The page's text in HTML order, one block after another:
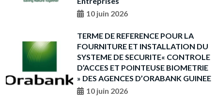
10 juin 2026
TERME DE REFERENCE POUR LA
FOURNITURE ET INSTALLATION DU
SYSTEME DE SECURITE« CONTROLE
D’ACCES ET POINTEUSE BIOMETRIE
» DES AGENCES D’ORABANK GUINEE
10 juin 2026